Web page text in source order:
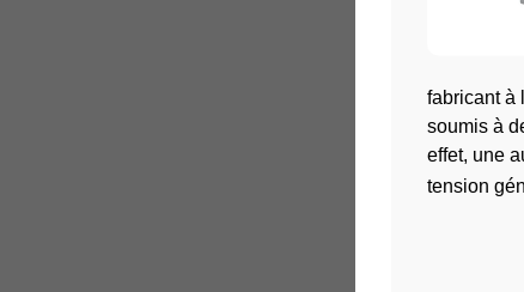
fabricant à
soumis à
effet, une
tension